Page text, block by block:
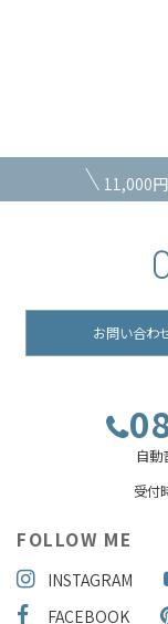
11,000
お問い合わ
自動
受付
FOLLOW ME
INSTAGRAM
FACEBOOK